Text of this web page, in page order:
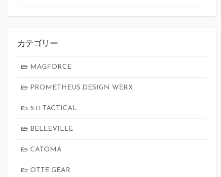
カテゴリー
MAGFORCE
PROMETHEUS DESIGN WERX
5.11 TACTICAL
BELLEVILLE
CATOMA
OTTE GEAR